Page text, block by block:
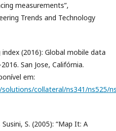
measurements”,
Trends and Technology
(2016): Global mobile data
San Jose, Califórnia.
em:
collateral/ns341/ns525/
S. (2005): “Map It: A